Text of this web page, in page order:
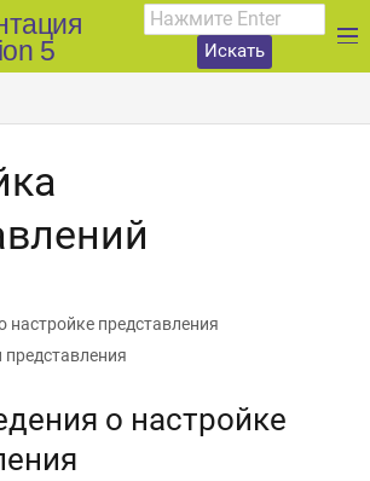
5
Искать
настройке представления
о настройке